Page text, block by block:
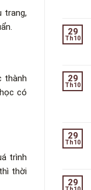
trang,
thành
có
trình
thời
29
Th10
29
Th10
29
Th10
29